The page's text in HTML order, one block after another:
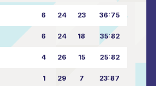
6 24 23 36:75
6 24 18 35:82
4 26 15 25:82
1 29 7 23:87